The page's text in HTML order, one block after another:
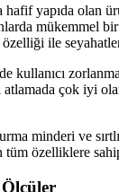
yapıda olan
mükemmel
ile
kullanıcı
atlamada çok iyi
minderi ve
tüm özelliklere